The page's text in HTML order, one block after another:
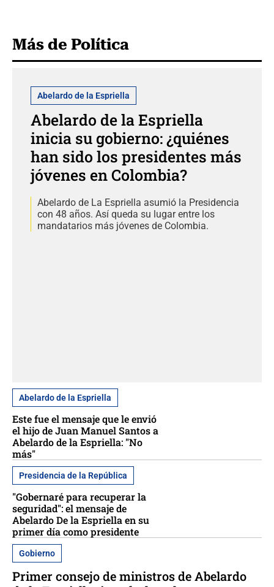
Más de Política
Abelardo de la Espriella
Abelardo de la Espriella
inicia su gobierno: ¿quiénes
han sido los presidentes más
jóvenes en Colombia?
Abelardo de La Espriella asumió la Presidencia
con 48 años. Así queda su lugar entre los
mandatarios más jóvenes de Colombia.
Abelardo de la Espriella
Este fue el mensaje que le envió
el hijo de Juan Manuel Santos a
Abelardo de la Espriella: "No
más"
Presidencia de la República
"Gobernaré para recuperar la
seguridad": el mensaje de
Abelardo De la Espriella en su
primer día como presidente
Gobierno
Primer consejo de ministros de Abelardo